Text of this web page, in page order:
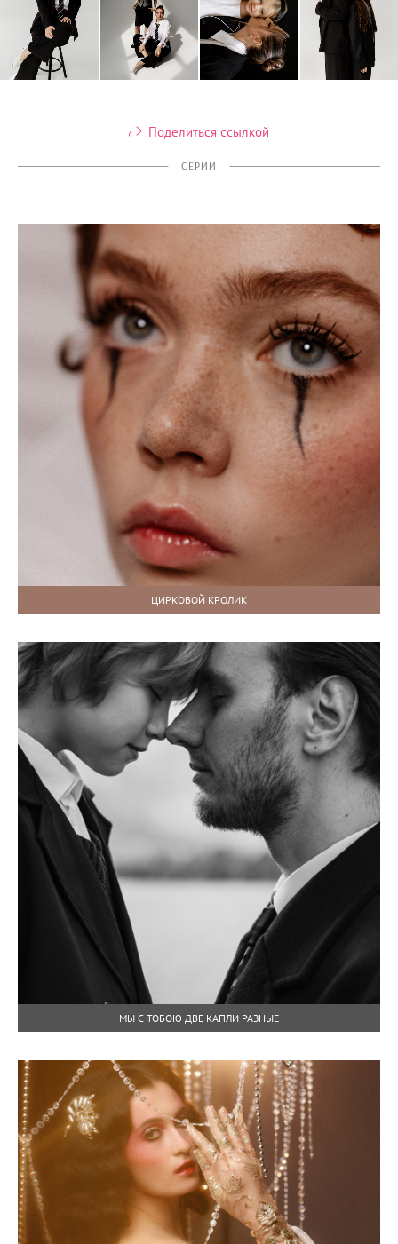
Поделиться ссылкой
СЕРИИ
ЦИРКОВОЙ КРОЛИК
МЫ С ТОБОЮ ДВЕ КАПЛИ РАЗНЫЕ